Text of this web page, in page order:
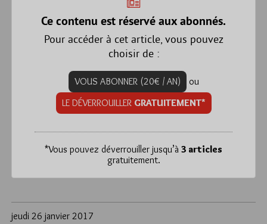
Ce contenu est réservé aux abonnés.
Pour accéder à cet article, vous pouvez
choisir de :
VOUS ABONNER (20€ / AN)
ou
LE DÉVERROUILLER GRATUITEMENT*
*Vous pouvez déverrouiller jusqu’à 3 articles
gratuitement.
jeudi 26 janvier 2017